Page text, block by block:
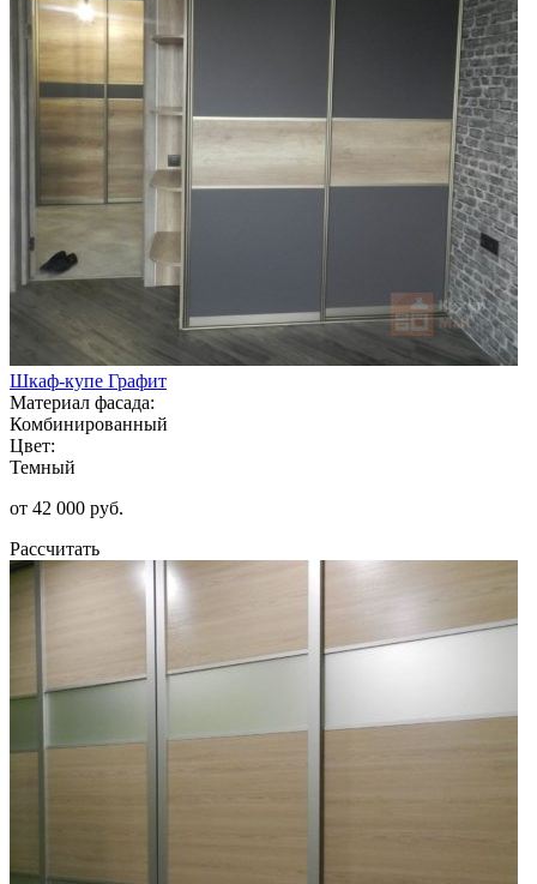
Шкаф-купе Графит
Материал фасада:
Комбинированный
Цвет:
Темный
от 42 000 руб.
Рассчитать